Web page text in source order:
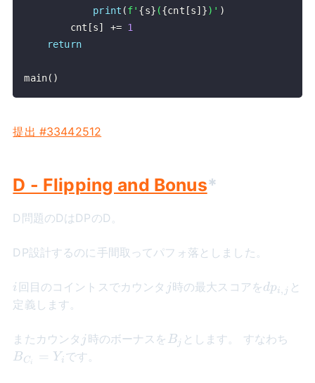
print (f' {s} ({cnt [s] })' )
        cnt
[s] += 1
return
main( )
提出 #33442512
D - Flipping and Bonus*
D問題のDはDPのD。
DP設計するのに手間取ってパフォ落としました。
ii 回目のコイントスでカウンタ jj時の最大スコアをdp_{i,j}
dpi, j と
定義します。
またカウンタ j
j時のボーナスを B_j
B j とします。 すなわち
BCi = Yi です。